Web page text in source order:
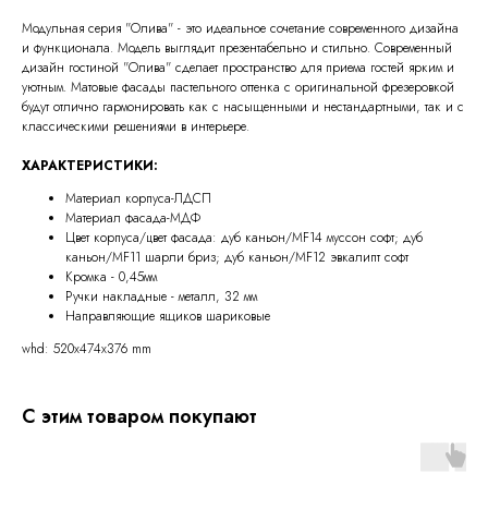
Модульная серия "Олива" - это идеальное сочетание современного дизайна
и функционала. Модель выглядит презентабельно и стильно. Современный
дизайн гостиной "Олива" сделает пространство для приема гостей ярким и
уютным. Матовые фасады пастельного оттенка с оригинальной фрезеровкой
будут отлично гармонировать как с насыщенными и нестандартными, так и с
классическими решениями в интерьере.
ХАРАКТЕРИСТИКИ:
Материал корпуса-ЛДСП
Материал фасада-МДФ
Цвет корпуса/цвет фасада: дуб каньон/MF14 муссон софт; дуб
каньон/MF11 шарли бриз; дуб каньон/MF12 эвкалипт софт
Кромка - 0,45мм
Ручки накладные - металл, 32 мм
Направляющие ящиков шариковые
whd: 520x474x376 mm
С этим товаром покупают